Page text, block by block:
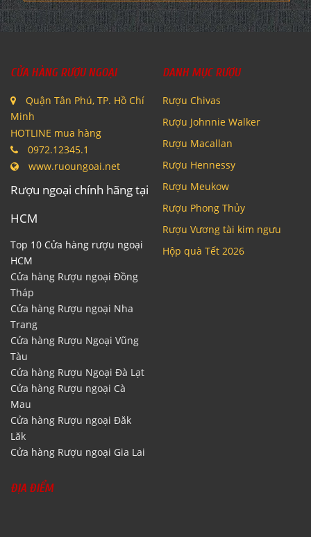
CỬA HÀNG RƯỢU NGOẠI
Quận Tân Phú, TP. Hồ Chí
Minh
HOTLINE mua hàng
0972.12345.1
www.ruoungoai.net
Rượu ngoại chính hãng tại
HCM
Top 10 Cửa hàng rượu ngoại
HCM
Cửa hàng Rượu ngoại Đồng
Tháp
Cửa hàng Rượu ngoại Nha
Trang
Cửa hàng Rượu Ngoại Vũng
Tàu
Cửa hàng Rượu Ngoại Đà Lạt
Cửa hàng Rượu ngoại Cà
Mau
Cửa hàng Rượu ngoại Đăk
Lăk
Cửa hàng Rượu ngoại Gia Lai
DANH MỤC RƯỢU
Rượu Chivas
Rượu Johnnie Walker
Rượu Macallan
Rượu Hennessy
Rượu Meukow
Rượu Phong Thủy
Rượu Vương tài kim ngưu
Hộp quà Tết 2026
ĐỊA ĐIỂM